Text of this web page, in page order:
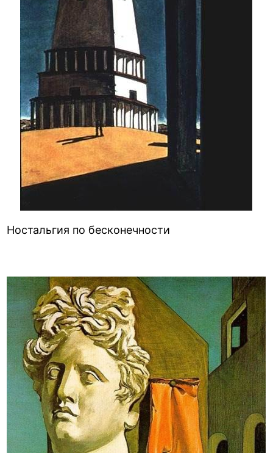
Ностальгия по бесконечности